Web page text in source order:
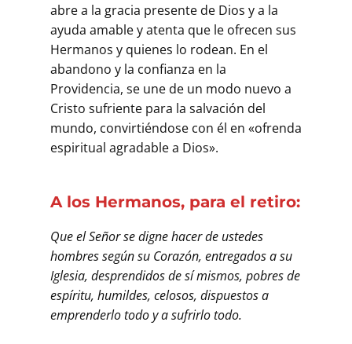
abre a la gracia presente de Dios y a la
ayuda amable y atenta que le ofrecen sus
Hermanos y quienes lo rodean. En el
abandono y la confianza en la
Providencia, se une de un modo nuevo a
Cristo sufriente para la salvación del
mundo, convirtiéndose con él en «ofrenda
espiritual agradable a Dios».
A los Hermanos, para el retiro:
Que el Señor se digne hacer de ustedes
hombres según su Corazón, entregados a su
Iglesia, desprendidos de sí mismos, pobres de
espíritu, humildes, celosos, dispuestos a
emprenderlo todo y a sufrirlo todo.